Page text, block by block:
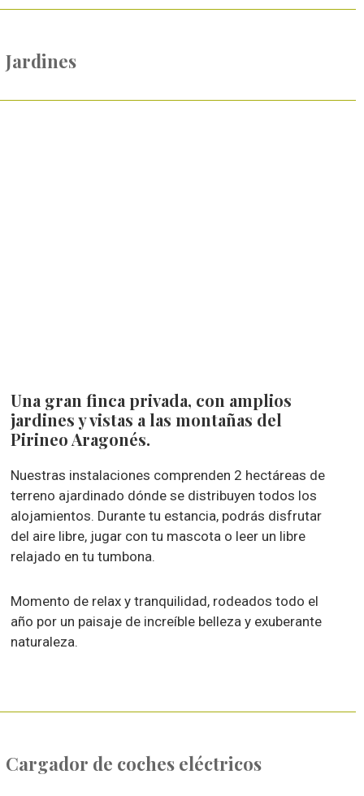
Jardines
Una gran finca privada, con amplios
jardines y vistas a las montañas del
Pirineo Aragonés.
Nuestras instalaciones comprenden 2 hectáreas de
terreno ajardinado dónde se distribuyen todos los
alojamientos. Durante tu estancia, podrás disfrutar
del aire libre, jugar con tu mascota o leer un libre
relajado en tu tumbona.
Momento de relax y tranquilidad, rodeados todo el
año por un paisaje de increíble belleza y exuberante
naturaleza.
Cargador de coches eléctricos